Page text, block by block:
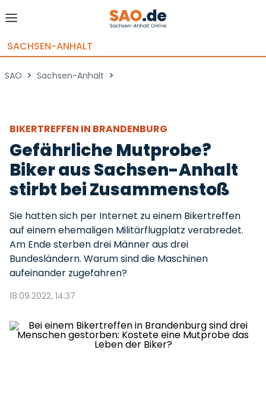
SACHSEN-ANHALT
SAO > Sachsen-Anhalt >
BIKERTREFFEN IN BRANDENBURG
Gefährliche Mutprobe?
Biker aus Sachsen-Anhalt
stirbt bei Zusammenstoß
Sie hatten sich per Internet zu einem Bikertreffen
auf einem ehemaligen Militärflugplatz verabredet.
Am Ende sterben drei Männer aus drei
Bundesländern. Warum sind die Maschinen
aufeinander zugefahren?
18.09.2022, 14:37